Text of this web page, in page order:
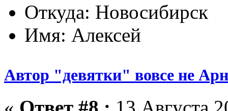
Откуда: Новосибирск
Имя: Алексей
Автор "девятки" вовсе не